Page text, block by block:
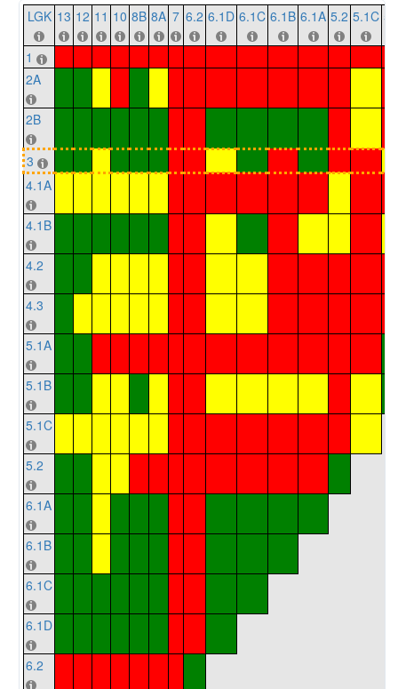
LGK 13 12 11 10 8B 8A 7 6.2 6.1D 6.1C 6.1B 6.1A 5.2 5.1C
1
2A
2B
3
4.1A
4.1B
4.2
4.3
5.1A
5.1B
5.1C
5.2
6.1A
6.1B
6.1C
6.1D
6.2